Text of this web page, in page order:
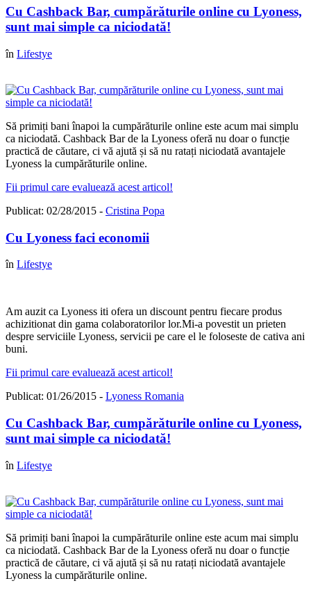
Cu Cashback Bar, cumpărăturile online cu Lyoness,
sunt mai simple ca niciodată!
în Lifestye
Să primiți bani înapoi la cumpărăturile online este acum mai simplu
ca niciodată. Cashback Bar de la Lyoness oferă nu doar o funcție
practică de căutare, ci vă ajută și să nu ratați niciodată avantajele
Lyoness la cumpărăturile online.
Fii primul care evaluează acest articol!
Publicat: 02/28/2015 - Cristina Popa
Cu Lyoness faci economii
în Lifestye
Am auzit ca Lyoness iti ofera un discount pentru fiecare produs
achizitionat din gama colaboratorilor lor.Mi-a povestit un prieten
despre serviciile Lyoness, servicii pe care el le foloseste de cativa ani
buni.
Fii primul care evaluează acest articol!
Publicat: 01/26/2015 - Lyoness Romania
Cu Cashback Bar, cumpărăturile online cu Lyoness,
sunt mai simple ca niciodată!
în Lifestye
Să primiți bani înapoi la cumpărăturile online este acum mai simplu
ca niciodată. Cashback Bar de la Lyoness oferă nu doar o funcție
practică de căutare, ci vă ajută și să nu ratați niciodată avantajele
Lyoness la cumpărăturile online.